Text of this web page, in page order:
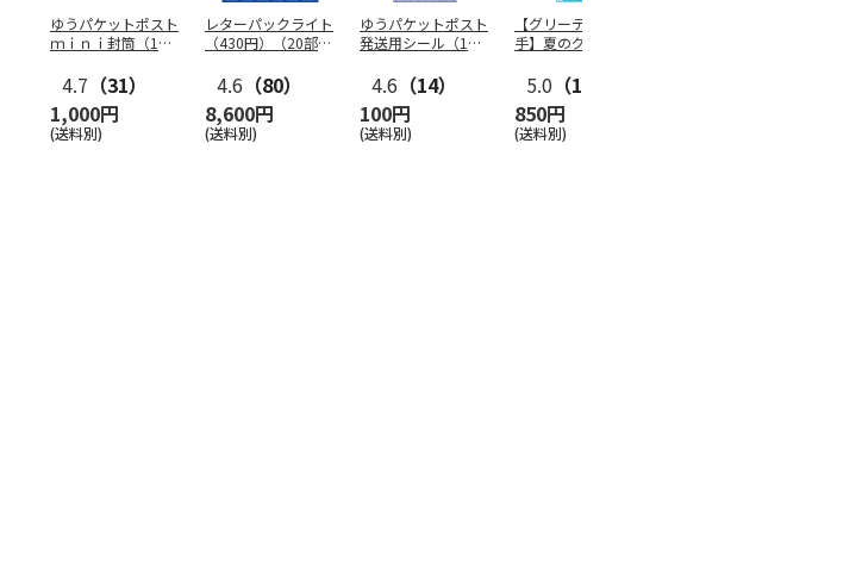
ゆうパケットポスト
ｍｉｎｉ封筒（1個
4.7 （31）
1,000円
(送料別)
レターパックライト
（430円）（20部セ
4.6 （80）
8,600円
(送料別)
ゆうパケットポスト
発送用シール（1個
4.6 （14）
100円
(送料別)
【グリーティング切
手】夏のグリーティ
5.0 （10）
850円
(送料別)